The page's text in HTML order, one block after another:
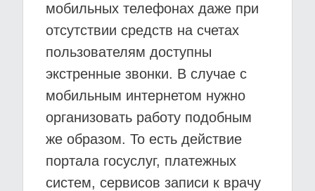
мобильных телефонах даже при
отсутствии средств на счетах
пользователям доступны
экстренные звонки. В случае с
мобильным интернетом нужно
организовать работу подобным
же образом. То есть действие
портала госуслуг, платежных
систем, сервисов записи к врачу